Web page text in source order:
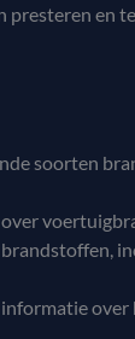
en
soorten